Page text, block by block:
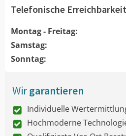
Telefonische Erreichbarkeit
Montag - Freitag:
Samstag:
Sonntag:
Wirgarantieren
Individuelle
Hochmoderne